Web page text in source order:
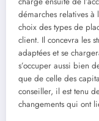
démarches relatives
choix des types de
client. Il concevra les
adaptées et se
s’occuper aussi bien
que de celle des
conseiller, il est tenu
changements qui ont